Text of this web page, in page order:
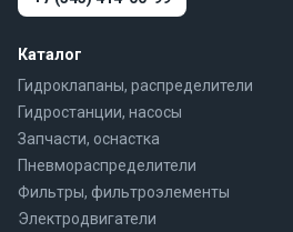
Каталог
Гидроклапаны, распределители
Гидростанции, насосы
Запчасти, оснастка
Пневмораспределители
Фильтры, фильтроэлементы
Электродвигатели